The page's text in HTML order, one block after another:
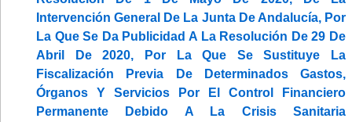
Intervención General De La Junta De Andalucía, Por
La Que Se Da Publicidad A La Resolución De 29 De
Abril De 2020, Por La Que Se Sustituye La
Fiscalización Previa De Determinados Gastos,
Órganos Y Servicios Por El Control Financiero
Permanente Debido A La Crisis Sanitaria